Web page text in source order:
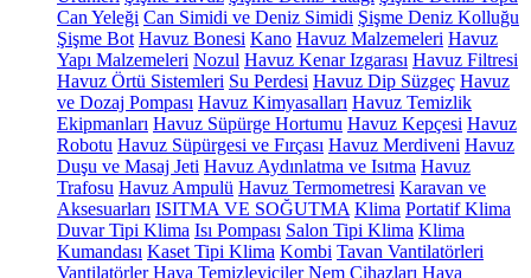
Can Yeleği Can Simidi ve Deniz Simidi Şişme Deniz Kolluğu
Şişme Bot Havuz Bonesi Kano Havuz Malzemeleri Havuz
Yapı Malzemeleri Nozul Havuz Kenar Izgarası Havuz Filtresi
Havuz Örtü Sistemleri Su Perdesi Havuz Dip Süzgeç Havuz
ve Dozaj Pompası Havuz Kimyasalları Havuz Temizlik
Ekipmanları Havuz Süpürge Hortumu Havuz Kepçesi Havuz
Robotu Havuz Süpürgesi ve Fırçası Havuz Merdiveni Havuz
Duşu ve Masaj Jeti Havuz Aydınlatma ve Isıtma Havuz
Trafosu Havuz Ampulü Havuz Termometresi Karavan ve
Aksesuarları ISITMA VE SOĞUTMA Klima Portatif Klima
Duvar Tipi Klima Isı Pompası Salon Tipi Klima Klima
Kumandası Kaset Tipi Klima Kombi Tavan Vantilatörleri
Vantilatörler Hava Temizleyiciler Nem Cihazları Hava